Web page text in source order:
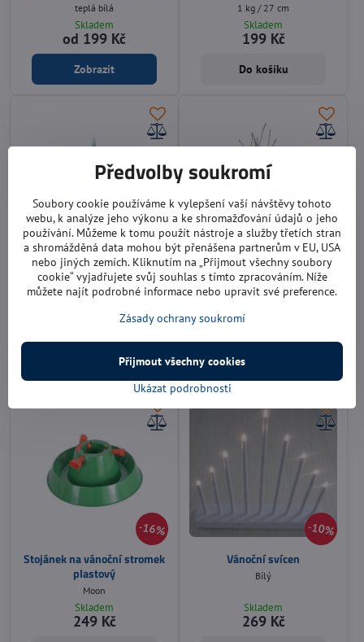
teplá bílá
Skladem
od 199 Kč
Zobrazit
1 kg / 27 cm
Skladem
199 Kč
Do košíku
Vánoční svícen
Jehlan - přírodní dřevo
Do košíku
Vánoční svítící stromek černý
40 cm 32 LED
na 3x tužkovou baterii AA
Skladem
Do košíku
16%
Stojánek na vánoční stromek
plastový
Moon
Skladem
249 Kč
10%
Vánoční svícen
Bílý
Skladem
269 Kč
Předvolby soukromí
Soubory cookie používáme k vylepšení vaší návštěvy tohoto
webu, k analýze jeho výkonu a ke shromažďování údajů o jeho
používání. Můžeme k tomu použít nástroje a služby třetích stran
a shromážděná data mohou být přenášena partnerům v EU, USA
nebo jiných zemích. Kliknutím na „Přijmout všechny soubory
cookie“ vyjadřujete svůj souhlas s tímto zpracováním. Níže
můžete najít podrobné informace nebo upravit své preference.
Zásady ochrany soukromí
Ukázat podrobnosti
Přijmout všechny cookies